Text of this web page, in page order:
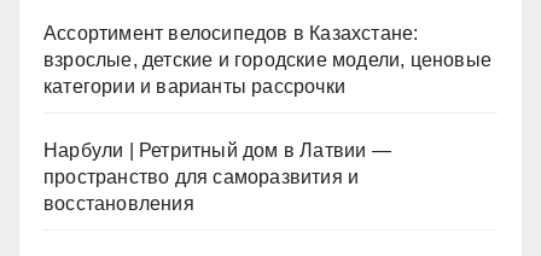
Ассортимент велосипедов в Казахстане:
взрослые, детские и городские модели, ценовые
категории и варианты рассрочки
Нарбули | Ретритный дом в Латвии —
пространство для саморазвития и
восстановления